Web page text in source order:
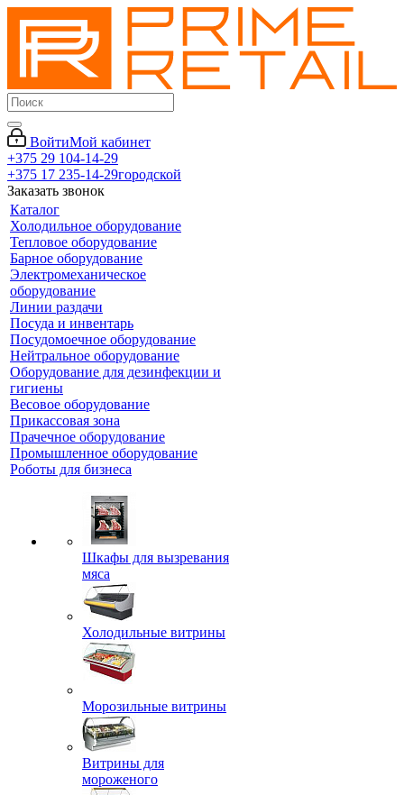
ВойтиМой кабинет
+375 29 104-14-29
+375 17 235-14-29городской
Заказать звонок
Каталог
Холодильное оборудование
Тепловое оборудование
Барное оборудование
Электромеханическое
оборудование
Линии раздачи
Посуда и инвентарь
Посудомоечное оборудование
Нейтральное оборудование
Оборудование для дезинфекции и
гигиены
Весовое оборудование
Прикассовая зона
Прачечное оборудование
Промышленное оборудование
Роботы для бизнеса
Шкафы для вызревания
мяса
Холодильные витрины
Морозильные витрины
Витрины для
мороженого